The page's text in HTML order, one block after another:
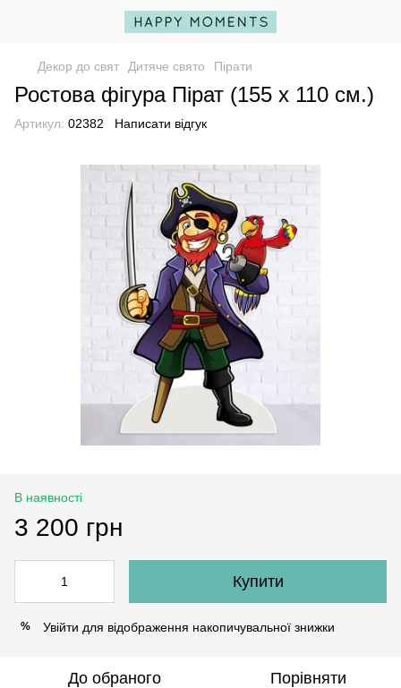
Декор до свят Дитяче свято Пірати
Ростова фігура Пірат (155 х 110 см.)
Артикул: 02382 Написати відгук
В наявності
3 200 грн
Купити
% Увійти для відображення накопичувальної знижки
До обраного Порівняти